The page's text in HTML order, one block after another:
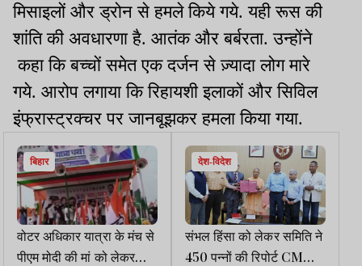
मिसाइलों और ड्रोन से हमले किये गये. यही रूस की
शांति की अवधारणा है. आतंक और बर्बरता. उन्होंने
कहा कि बच्चों समेत एक दर्जन से ज़्यादा लोग मारे
गये. आरोप लगाया कि रिहायशी इलाकों और सिविल
इंफ्रास्ट्रक्चर पर जानबूझकर हमला किया गया.
बिहार
वोटर अधिकार यात्रा के मंच से
पीएम मोदी की मां को लेकर
देश-विदेश
संभल हिंसा को लेकर समिति ने
450 पन्नों की रिपोर्ट CM